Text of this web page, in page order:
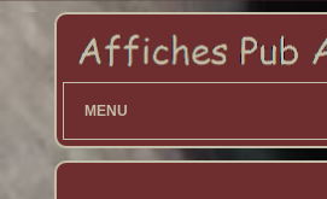
MENU